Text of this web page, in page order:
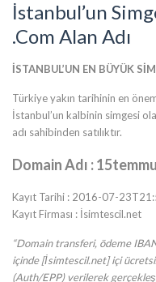
İstanbul’un
.Com Alan Adı
İSTANBUL’UN EN BÜYÜK
Türkiye yakın tarihinin en
İstanbul’un kalbinin simgesi
adı sahibinden satılıktır.
Domain Adı :
Kayıt Tarihi : 2016-07-
Kayıt Firması : İsimtescil.net
“Domain transferi, ödeme
içinde [İsimtescil.net] içi
(Auth/EPP) verilerek